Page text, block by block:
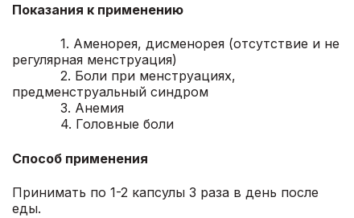
Показания к применению
1. Аменорея, дисменорея (отсутствие и не
регулярная менструация)
2. Боли при менструациях,
предменструальный синдром
3. Анемия
4. Головные боли
Способ применения
Принимать по 1-2 капсулы 3 раза в день после
еды.